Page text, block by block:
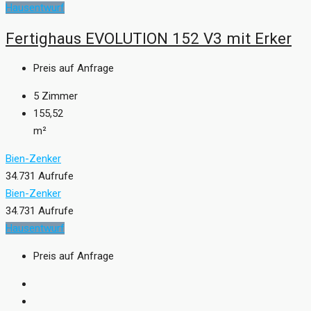
Hausentwurf
Fertighaus EVOLUTION 152 V3 mit Erker
Preis auf Anfrage
5 Zimmer
155,52
m²
Bien-Zenker
34.731 Aufrufe
Bien-Zenker
34.731 Aufrufe
Hausentwurf
Preis auf Anfrage